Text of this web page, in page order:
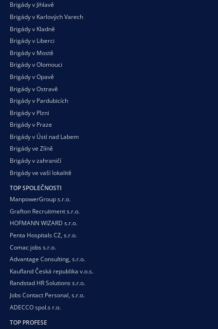
Brigády v Jihlavě
Brigády v Karlových Varech
Brigády v Kladně
Brigády v Liberci
Brigády v Mostě
Brigády v Olomouci
Brigády v Opavě
Brigády v Ostravě
Brigády v Pardubicích
Brigády v Plzni
Brigády v Praze
Brigády v Ústí nad Labem
Brigády ve Zlíně
Brigády v zahraničí
Brigády ve vaší lokalitě
TOP SPOLEČNOSTI
ManpowerGroup s.r.o.
Grafton Recruitment s.r.o.
HOFMANN WIZARD s.r.o.
Penta Hospitals CZ, s.r.o.
Comac jobs s.r.o.
Advantage Consulting, s.r.o.
Kaufland Česká republika v.o.s.
Randstad HR Solutions s.r.o.
Jobs Contact Personal, s.r.o.
ADECCO spol.s r.o.
TOP PROFESE